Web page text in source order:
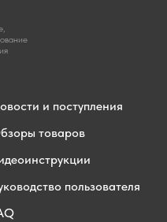
и поступления
товаров
пользователя